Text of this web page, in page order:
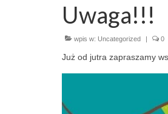
Uwaga!!!
wpis w: Uncategorized | 0
Już od jutra zapraszamy